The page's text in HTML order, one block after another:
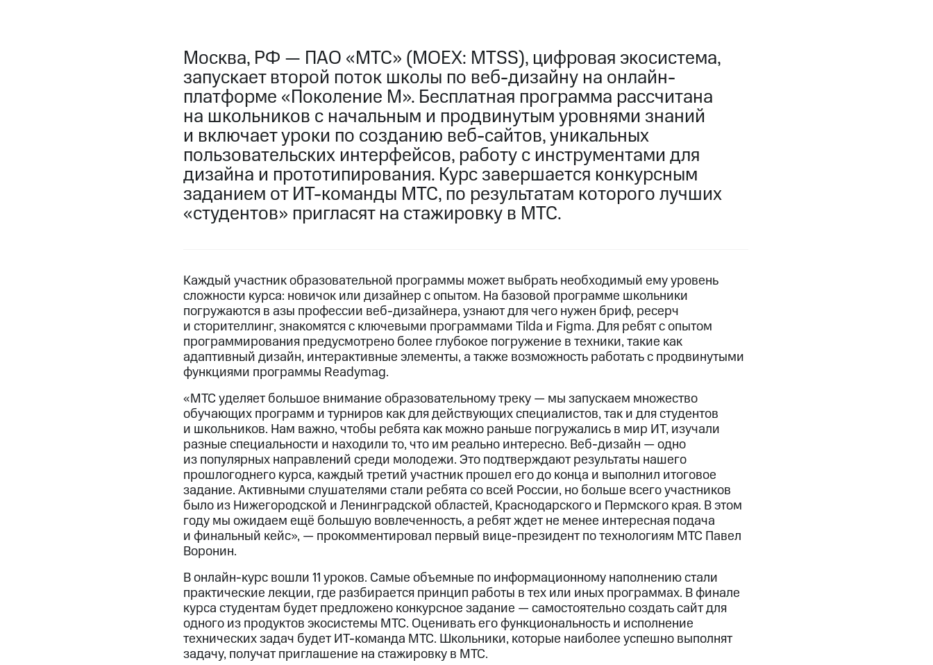
Москва, РФ — ПАО «МТС» (MOEX: MTSS), цифровая экосистема,
запускает второй поток школы по веб-дизайну на онлайн-
платформе «Поколение М». Бесплатная программа рассчитана
на школьников с начальным и продвинутым уровнями знаний
и включает уроки по созданию веб-сайтов, уникальных
пользовательских интерфейсов, работу с инструментами для
дизайна и прототипирования. Курс завершается конкурсным
заданием от ИТ-команды МТС, по результатам которого лучших
«студентов» пригласят на стажировку в МТС.
Каждый участник образовательной программы может выбрать необходимый ему уровень
сложности курса: новичок или дизайнер с опытом. На базовой программе школьники
погружаются в азы профессии веб-дизайнера, узнают для чего нужен бриф, ресерч
и сторителлинг, знакомятся с ключевыми программами Tilda и Figma. Для ребят с опытом
программирования предусмотрено более глубокое погружение в техники, такие как
адаптивный дизайн, интерактивные элементы, а также возможность работать с продвинутыми
функциями программы Readymag.
«МТС уделяет большое внимание образовательному треку — мы запускаем множество
обучающих программ и турниров как для действующих специалистов, так и для студентов
и школьников. Нам важно, чтобы ребята как можно раньше погружались в мир ИТ, изучали
разные специальности и находили то, что им реально интересно. Веб-дизайн — одно
из популярных направлений среди молодежи. Это подтверждают результаты нашего
прошлогоднего курса, каждый третий участник прошел его до конца и выполнил итоговое
задание. Активными слушателями стали ребята со всей России, но больше всего участников
было из Нижегородской и Ленинградской областей, Краснодарского и Пермского края. В этом
году мы ожидаем ещё большую вовлеченность, а ребят ждет не менее интересная подача
и финальный кейс», — прокомментировал первый вице-президент по технологиям МТС Павел
Воронин.
В онлайн-курс вошли 11 уроков. Самые объемные по информационному наполнению стали
практические лекции, где разбирается принцип работы в тех или иных программах. В финале
курса студентам будет предложено конкурсное задание — самостоятельно создать сайт для
одного из продуктов экосистемы МТС. Оценивать его функциональность и исполнение
технических задач будет ИТ-команда МТС. Школьники, которые наиболее успешно выполнят
задачу, получат приглашение на стажировку в МТС.